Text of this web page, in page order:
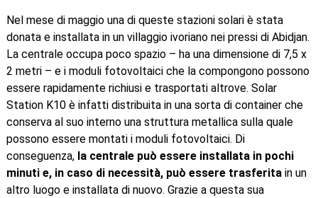
Nel mese di maggio una di queste stazioni solari è stata
donata e installata in un villaggio ivoriano nei pressi di Abidjan.
La centrale occupa poco spazio – ha una dimensione di 7,5 x
2 metri – e i moduli fotovoltaici che la compongono possono
essere rapidamente richiusi e trasportati altrove. Solar
Station K10 è infatti distribuita in una sorta di container che
conserva al suo interno una struttura metallica sulla quale
possono essere montati i moduli fotovoltaici. Di
conseguenza, la centrale può essere installata in pochi
minuti e, in caso di necessità, può essere trasferitain un
altro luogo e installata di nuovo. Grazie a questa sua